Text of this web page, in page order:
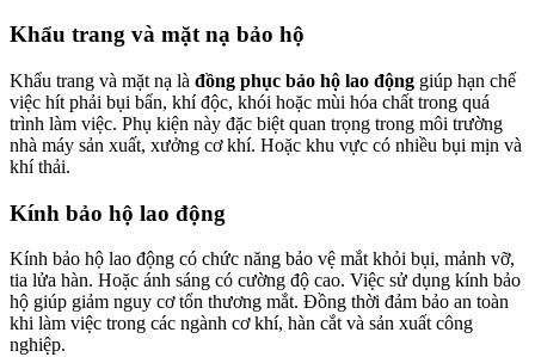
Khẩu trang và mặt nạ bảo hộ
Khẩu trang và mặt nạ là đồng phục bảo hộ lao động giúp hạn chế
việc hít phải bụi bẩn, khí độc, khói hoặc mùi hóa chất trong quá
trình làm việc. Phụ kiện này đặc biệt quan trọng trong môi trường
nhà máy sản xuất, xưởng cơ khí. Hoặc khu vực có nhiều bụi mịn và
khí thải.
Kính bảo hộ lao động
Kính bảo hộ lao động có chức năng bảo vệ mắt khỏi bụi, mảnh vỡ,
tia lửa hàn. Hoặc ánh sáng có cường độ cao. Việc sử dụng kính bảo
hộ giúp giảm nguy cơ tổn thương mắt. Đồng thời đảm bảo an toàn
khi làm việc trong các ngành cơ khí, hàn cắt và sản xuất công
nghiệp.